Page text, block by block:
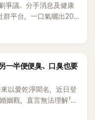
爭議、分手消息及健康
群平台，一口氣曬出20
，比起照片本身，更引
一半便便臭、口臭也要
以愛乾淨聞名，近日登
姻觀，直言無法理解「連
，更大方表明自己是不